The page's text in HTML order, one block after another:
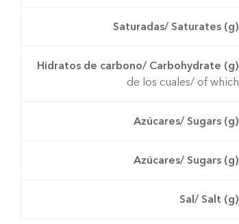
Saturadas/ Saturates (g)
Hidratos de carbono/ Carbohydrate (g)
de los cuales/ of which
Azúcares/ Sugars (g)
Azúcares/ Sugars (g)
Sal/ Salt (g)